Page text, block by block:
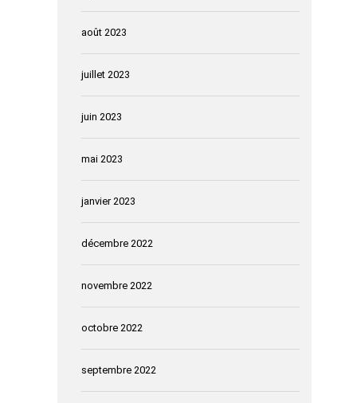
août 2023
juillet 2023
juin 2023
mai 2023
janvier 2023
décembre 2022
novembre 2022
octobre 2022
septembre 2022